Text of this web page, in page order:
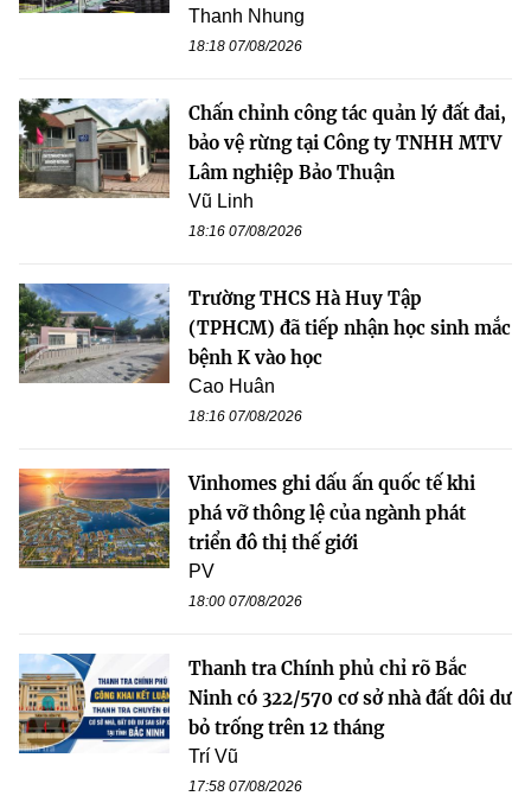
Thanh Nhung
18:18 07/08/2026
Chấn chỉnh công tác quản lý đất đai,
bảo vệ rừng tại Công ty TNHH MTV
Lâm nghiệp Bảo Thuận
Vũ Linh
18:16 07/08/2026
Trường THCS Hà Huy Tập
(TPHCM) đã tiếp nhận học sinh mắc
bệnh K vào học
Cao Huân
18:16 07/08/2026
Vinhomes ghi dấu ấn quốc tế khi
phá vỡ thông lệ của ngành phát
triển đô thị thế giới
PV
18:00 07/08/2026
Thanh tra Chính phủ chỉ rõ Bắc
Ninh có 322/570 cơ sở nhà đất dôi dư
bỏ trống trên 12 tháng
Trí Vũ
17:58 07/08/2026